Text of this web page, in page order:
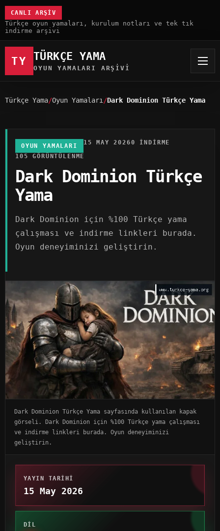
CANLI ARŞIV
Türkçe oyun yamaları, kurulum notları ve tek tık
indirme arşivi
TY TÜRKÇE YAMA
OYUN YAMALARI ARŞIVI
Türkçe Yama Oyun Yamaları Dark Dominion Türkçe Yama
OYUN YAMALARI 15 MAY 20260 INDIRME
105 GÖRÜNTÜLENME
Dark Dominion Türkçe
Yama
Dark Dominion için %100 Türkçe yama
çalışması ve indirme linkleri burada.
Oyun deneyiminizi geliştirin.
Dark Dominion Türkçe Yama sayfasında kullanılan kapak
görseli. Dark Dominion için %100 Türkçe yama çalışması
ve indirme linkleri burada. Oyun deneyiminizi
geliştirin.
YAYIN TARIHI
15 May 2026
DIL